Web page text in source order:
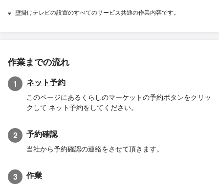
壁掛けテレビの設置のすべてのサービス共通の作業内容です。
作業までの流れ
1 ネット予約
このページにあるくらしのマーケットの予約ボタンをクリッ
クして ネット予約をしてください。
2 予約確認
当社から予約確認の連絡をさせて頂きます。
3 作業